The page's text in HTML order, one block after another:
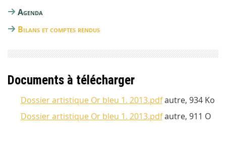
Agenda
Bilans et comptes rendus
Documents à télécharger
Dossier artistique Or bleu 1. 2013.pdfautre, 934 Ko
Dossier artistique Or bleu 1. 2013.pdfautre, 911 O